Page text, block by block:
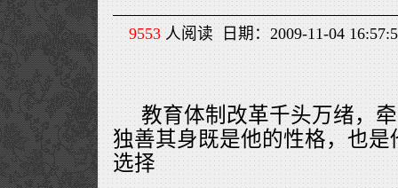
9553人阅读 日期：2009-11-04
教育体制改革千头万绪，
独善其身既是他的性格，也
选择